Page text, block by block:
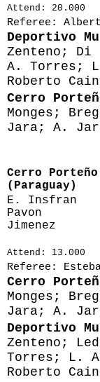
Attend: 20.000
Referee:
Deportivo
Zenteno; Di
A. Torres;
Roberto
Cerro
Monges;
Jara; A.
Cerro Porteño
(Paraguay)
E. Insfran
Pavon
Jimenez
Attend: 13.000
Referee:
Cerro
Monges;
Jara; A.
Deportivo
Zenteno;
Torres; L.
Roberto